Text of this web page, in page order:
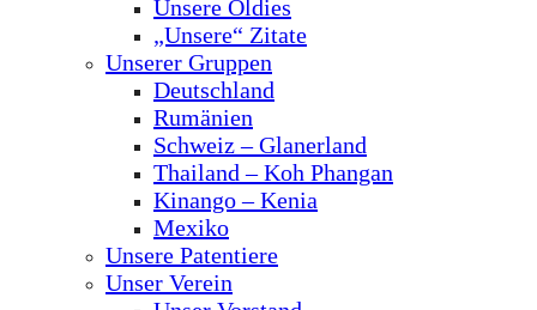
Unsere Oldies
„Unsere“ Zitate
Unserer Gruppen
Deutschland
Rumänien
Schweiz – Glanerland
Thailand – Koh Phangan
Kinango – Kenia
Mexiko
Unsere Patentiere
Unser Verein